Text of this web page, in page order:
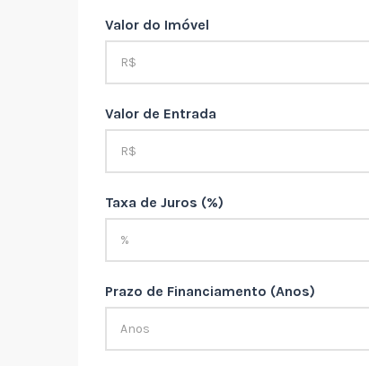
Valor do Imóvel
Valor de Entrada
Taxa de Juros (%)
Prazo de Financiamento (Anos)